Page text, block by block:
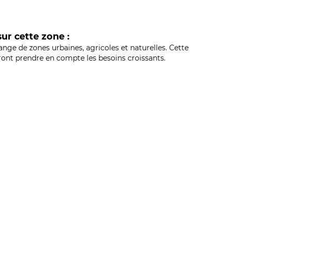
cette zone :
de zones urbaines, agricoles et naturelles. Cette
prendre en compte les besoins croissants.